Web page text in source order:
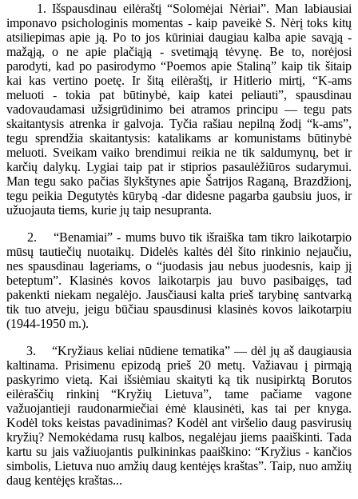
1. Išspausdinau eilėraštį “Solomėjai Nėriai”. Man labiausiai
imponavo psichologinis momentas - kaip paveikė S. Nėrį toks kitų
atsiliepimas apie ją. Po to jos kūriniai daugiau kalba apie savąją -
mažąją, o ne apie plačiąją - svetimąją tėvynę. Be to, norėjosi
parodyti, kad po pasirodymo “Poemos apie Staliną” kaip tik šitaip
kai kas vertino poetę. Ir šitą eilėraštį, ir Hitlerio mirtį, “K-ams
meluoti - tokia pat būtinybė, kaip katei peliauti”, spausdinau
vadovaudamasi užsigrūdinimo bei atramos principu — tegu pats
skaitantysis atrenka ir galvoja. Tyčia rašiau nepilną žodį “k-ams”,
tegu sprendžia skaitantysis: katalikams ar komunistams būtinybė
meluoti. Sveikam vaiko brendimui reikia ne tik saldumynų, bet ir
karčių dalykų. Lygiai taip pat ir stiprios pasaulėžiūros sudarymui.
Man tegu sako pačias šlykštynes apie Šatrijos Raganą, Brazdžionį,
tegu peikia Degutytės kūrybą -dar didesne pagarba gaubsiu juos, ir
užuojauta tiems, kurie jų taip nesupranta.
2. “Benamiai” - mums buvo tik išraiška tam tikro laikotarpio
mūsų tautiečių nuotaikų. Didelės kaltės dėl šito rinkinio nejaučiu,
nes spausdinau lageriams, o “juodasis jau nebus juodesnis, kaip jį
beteptum”. Klasinės kovos laikotarpis jau buvo pasibaigęs, tad
pakenkti niekam negalėjo. Jausčiausi kalta prieš tarybinę santvarką
tik tuo atveju, jeigu būčiau spausdinusi klasinės kovos laikotarpiu
(1944-1950 m.).
3. “Kryžiaus keliai nūdiene tematika” — dėl jų aš daugiausia
kaltinama. Prisimenu epizodą prieš 20 metų. Važiavau į pirmąją
paskyrimo vietą. Kai išsiėmiau skaityti ką tik nusipirktą Borutos
eilėraščių rinkinį “Kryžių Lietuva”, tame pačiame vagone
važuojantieji raudonarmiečiai ėmė klausinėti, kas tai per knyga.
Kodėl toks keistas pavadinimas? Kodėl ant viršelio daug pasvirusių
kryžių? Nemokėdama rusų kalbos, negalėjau jiems paaiškinti. Tada
kartu su jais važiuojantis pulkininkas paaiškino: “Kryžius - kančios
simbolis, Lietuva nuo amžių daug kentėjęs kraštas”. Taip, nuo amžių
daug kentėjęs kraštas...